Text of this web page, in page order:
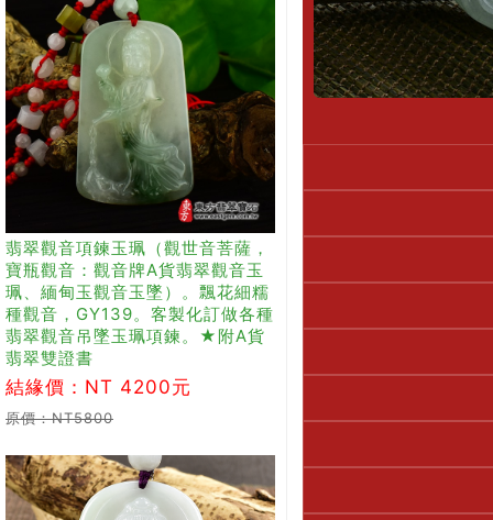
翡翠觀音項鍊玉珮（觀世音菩薩，
寶瓶觀音：觀音牌A貨翡翠觀音玉
珮、緬甸玉觀音玉墜）。飄花細糯
種觀音，GY139。客製化訂做各種
翡翠觀音吊墜玉珮項鍊。★附A貨
翡翠雙證書
結緣價：NT 4200元
原價：NT5800